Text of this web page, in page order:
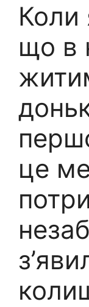
Коли
що в
це